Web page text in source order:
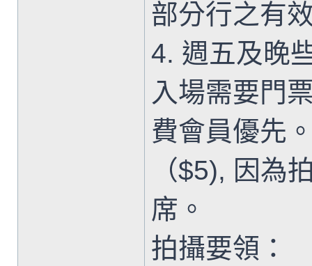
部分行之有
4. 週五及晚
入場需要門
費會員優先
（$5), 因為
席。
拍攝要領：